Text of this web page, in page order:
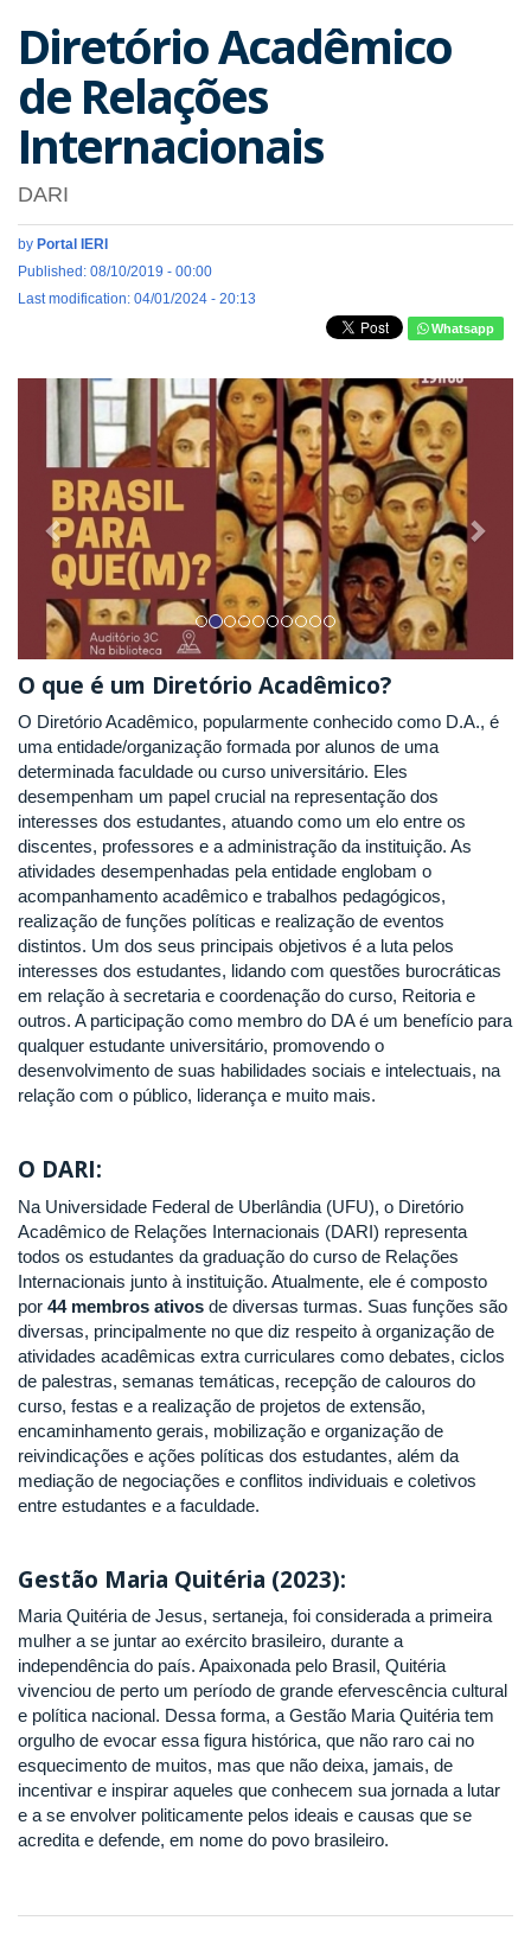
Diretório Acadêmico
de Relações
Internacionais
DARI
by Portal IERI
Published: 08/10/2019 - 00:00
Last modification: 04/01/2024 - 20:13
Whatsapp
Previous
O que é um Diretório Acadêmico?
O Diretório Acadêmico, popularmente conhecido como D.A., é
uma entidade/organização formada por alunos de uma
determinada faculdade ou curso universitário. Eles
desempenham um papel crucial na representação dos
interesses dos estudantes, atuando como um elo entre os
discentes, professores e a administração da instituição. As
atividades desempenhadas pela entidade englobam o
acompanhamento acadêmico e trabalhos pedagógicos,
realização de funções políticas e realização de eventos
distintos. Um dos seus principais objetivos é a luta pelos
interesses dos estudantes, lidando com questões burocráticas
em relação à secretaria e coordenação do curso, Reitoria e
outros. A participação como membro do DA é um benefício para
qualquer estudante universitário, promovendo o
desenvolvimento de suas habilidades sociais e intelectuais, na
relação com o público, liderança e muito mais.
O DARI:
Na Universidade Federal de Uberlândia (UFU), o Diretório
Acadêmico de Relações Internacionais (DARI) representa
todos os estudantes da graduação do curso de Relações
Internacionais junto à instituição. Atualmente, ele é composto
por 44 membros ativos de diversas turmas. Suas funções são
diversas, principalmente no que diz respeito à organização de
atividades acadêmicas extra curriculares como debates, ciclos
de palestras, semanas temáticas, recepção de calouros do
curso, festas e a realização de projetos de extensão,
encaminhamento gerais, mobilização e organização de
reivindicações e ações políticas dos estudantes, além da
mediação de negociações e conflitos individuais e coletivos
entre estudantes e a faculdade.
Gestão Maria Quitéria (2023):
Maria Quitéria de Jesus, sertaneja, foi considerada a primeira
mulher a se juntar ao exército brasileiro, durante a
independência do país. Apaixonada pelo Brasil, Quitéria
vivenciou de perto um período de grande efervescência cultural
e política nacional. Dessa forma, a Gestão Maria Quitéria tem
orgulho de evocar essa figura histórica, que não raro cai no
esquecimento de muitos, mas que não deixa, jamais, de
incentivar e inspirar aqueles que conhecem sua jornada a lutar
e a se envolver politicamente pelos ideais e causas que se
acredita e defende, em nome do povo brasileiro.